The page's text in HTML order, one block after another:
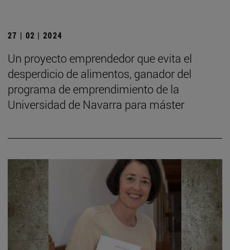
27 | 02 | 2024
Un proyecto emprendedor que evita el
desperdicio de alimentos, ganador del
programa de emprendimiento de la
Universidad de Navarra para máster